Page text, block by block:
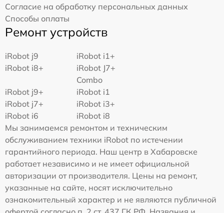
Согласие на обработку персональных данных
Способы оплаты
Ремонт устройств
iRobot j9
iRobot i1+
iRobot i8+
iRobot J7+
Combo
iRobot j9+
iRobot i1
iRobot j7+
iRobot i3+
iRobot i6
iRobot i8
Мы занимаемся ремонтом и техническим
обслуживанием техники iRobot по истечении
гарантийного периода. Наш центр в Хабаровске
работает независимо и не имеет официальной
авторизации от производителя. Цены на ремонт,
указанные на сайте, носят исключительно
ознакомительный характер и не являются публичной